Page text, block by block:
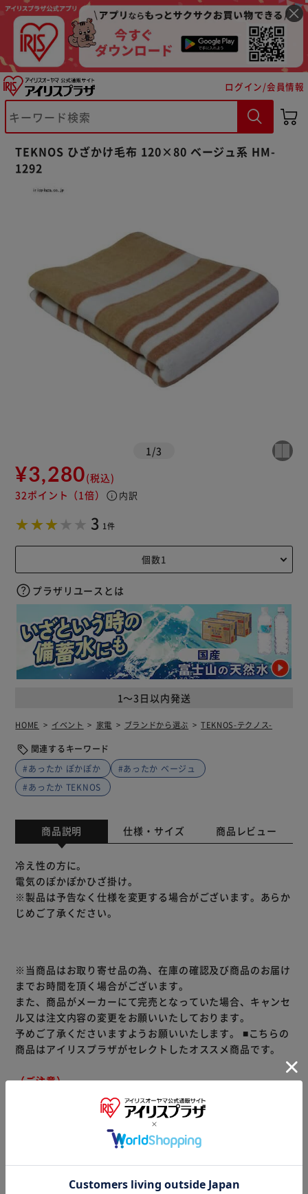
ログイン/会員情報
TEKNOS ひざかけ毛布 120×80 ベージュ系 HM-
1292
1 /3
¥3,280(税込)
32ポイント （1倍） info 内訳
3 1件
1～3日以内発送
プラザリユースとは
HOME イベント 家電 ブランドから選ぶ TEKNOS-テクノス-
関連するキーワード
#あったか ぽかぽか
#あったか ベージュ
#あったか TEKNOS
商品説明 仕様・サイズ 商品レビュー
冷え性の方に。
電気のぽかぽかひざ掛け。
※製品は予告なく仕様を変更する場合がございます。あらか
じめご了承ください。
※当商品はお取り寄せ品の為、在庫の確認及び商品のお届け
までお時間を頂く場合がございます。
また、商品がメーカーにて完売となっていた場合、キャンセ
ル又は注文内容の変更をお願いいたしております。
予めご了承くださいますようお願いいたします。 ■こちらの
商品はアイリスプラザがセレクトしたオススメ商品です。
（ご注意）
数量限定商品はご注文が完了しても完売になる場合がござい
ます。ご注文をいただいた後にお断りさせていただく場合が
ございますのでなにとぞご了承ください。
※ご確認ください